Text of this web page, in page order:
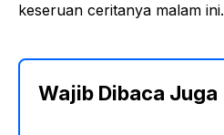
keseruan ceritanya malam ini.
Wajib Dibaca Juga